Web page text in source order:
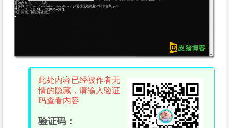
此处内容已经被作者无
情的隐藏，请输入验证
码查看内容
验证码：